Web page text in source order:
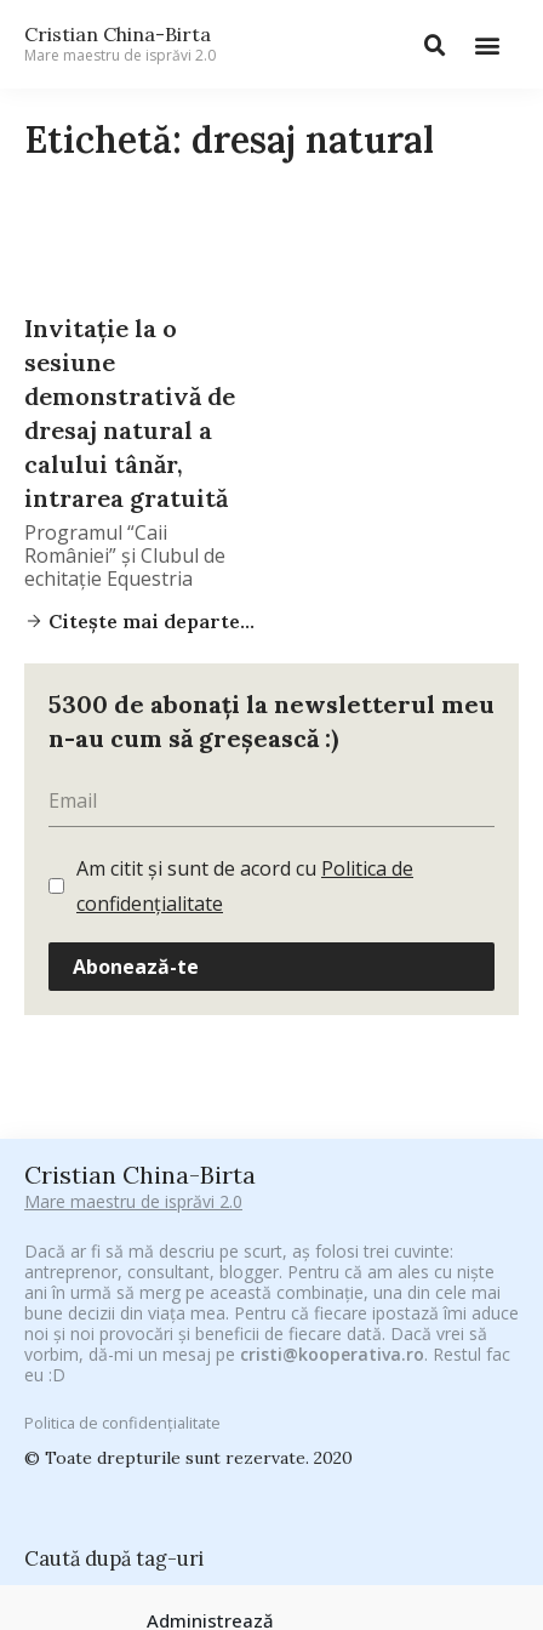
Administrează
Cristian China-Birta
Mare maestru de isprăvi 2.0
Etichetă: dresaj natural
Invitație la o
sesiune
demonstrativă de
dresaj natural a
calului tânăr,
intrarea gratuită
Programul “Caii
României” și Clubul de
echitație Equestria
Citește mai departe...
5300 de abonați la newsletterul meu
n-au cum să greșească :)
Am citit și sunt de acord cu Politica de
confidențialitate
Abonează-te
Cristian China-Birta
Mare maestru de isprăvi 2.0
Dacă ar fi să mă descriu pe scurt, aș folosi trei cuvinte:
antreprenor, consultant, blogger. Pentru că am ales cu niște
ani în urmă să merg pe această combinație, una din cele mai
bune decizii din viața mea. Pentru că fiecare ipostază îmi aduce
noi și noi provocări și beneficii de fiecare dată. Dacă vrei să
vorbim, dă-mi un mesaj pe cristi@kooperativa.ro. Restul fac
eu :D
Politica de confidențialitate
© Toate drepturile sunt rezervate. 2020
Caută după tag-uri
#PoateVăInteresează(94)#PrinThailandaMea